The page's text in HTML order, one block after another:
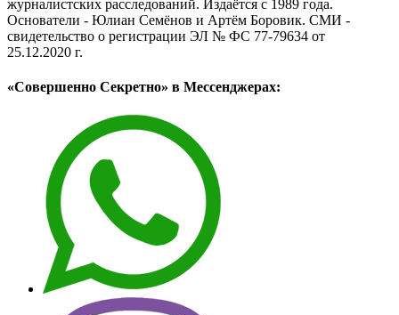
журналистских расследований. Издаётся с 1989 года.
Основатели - Юлиан Семёнов и Артём Боровик. CМИ -
свидетельство о регистрации ЭЛ № ФС 77-79634 от
25.12.2020 г.
«Совершенно Секретно» в Мессенджерах: